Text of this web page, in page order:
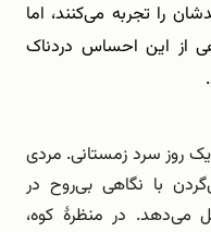
را تجربه می‌کنند، اما
از این احساس دردناک
روز سرد زمستانی. مردی
با نگاهی بی‌روح در
در منظرۀ کوه،